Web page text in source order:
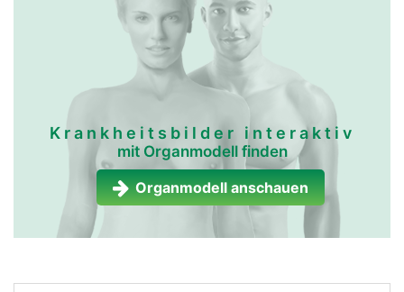
Krankheitsbilder interaktiv
mit Organmodell finden
Organmodell anschauen